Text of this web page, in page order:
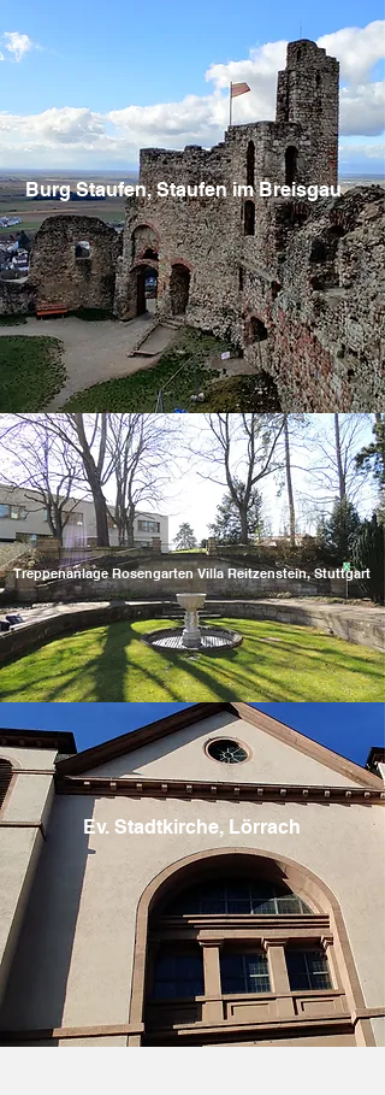
Burg Staufen, Staufen im Breisgau
Treppenanlage Rosengarten Villa Reitzenstein, Stuttgart
Ev. Stadtkirche, Lörrach